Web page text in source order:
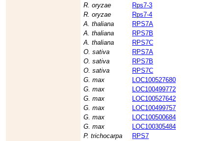
R. oryzae
Rps7-3
R. oryzae
Rps7-4
A. thaliana
RPS7A
A. thaliana
RPS7B
A. thaliana
RPS7C
O. sativa
RPS7A
O. sativa
RPS7B
O. sativa
RPS7C
G. max
LOC100527680
G. max
LOC100499772
G. max
LOC100527642
G. max
LOC100499757
G. max
LOC100500684
G. max
LOC100305484
P. trichocarpa
RPS7